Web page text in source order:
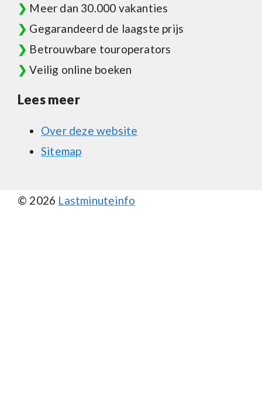
❯ Meer dan 30.000 vakanties
❯ Gegarandeerd de laagste prijs
❯ Betrouwbare touroperators
❯ Veilig online boeken
Lees meer
Over deze website
Sitemap
© 2026 Lastminuteinfo